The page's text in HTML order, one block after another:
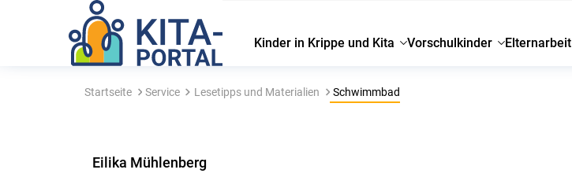
Kinder in Krippe und Kita Vorschulkinder Elternarbeit
Startseite Service Lesetipps und Materialien Schwimmbad
Eilika Mühlenberg